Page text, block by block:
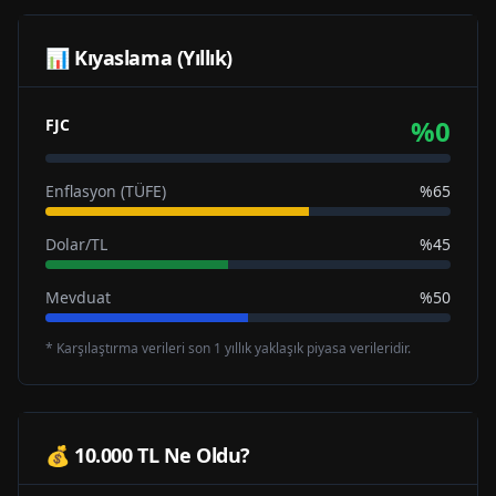
📊 Kıyaslama (Yıllık)
FJC %0
Enflasyon (TÜFE) %65
Dolar/TL %45
Mevduat %50
* Karşılaştırma verileri son 1 yıllık yaklaşık piyasa verileridir.
💰 10.000 TL Ne Oldu?